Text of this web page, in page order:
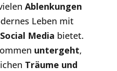
Ablenkungen
Leben mit
Social Media bietet.
untergeht,
Träume und